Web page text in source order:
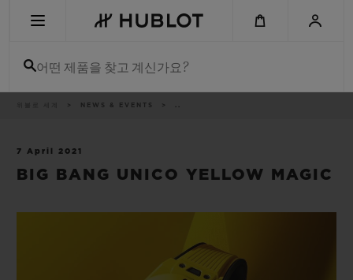
어떤 제품을 찾고 계신가요?
NEWS & EVENTS ..
7 April 2021
BIG BANG UNICO YELLOW MAGIC
신제품